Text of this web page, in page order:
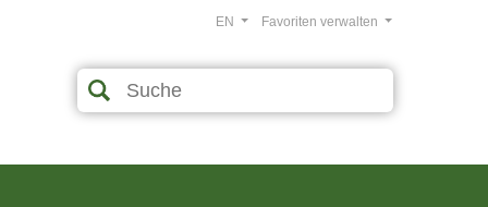
Favoriten verwalten
EN